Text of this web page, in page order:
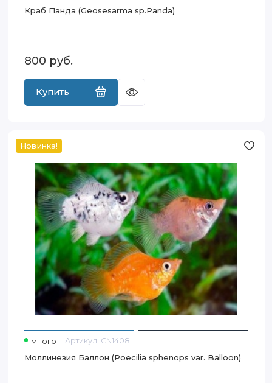
Краб Панда (Geosesarma sp.Panda)
800 руб.
Купить
Моллинезия
(Poecilia
sphenops
Новинка!
много Артикул: CN1408
Моллинезия Баллон (Poecilia sphenops var. Balloon)